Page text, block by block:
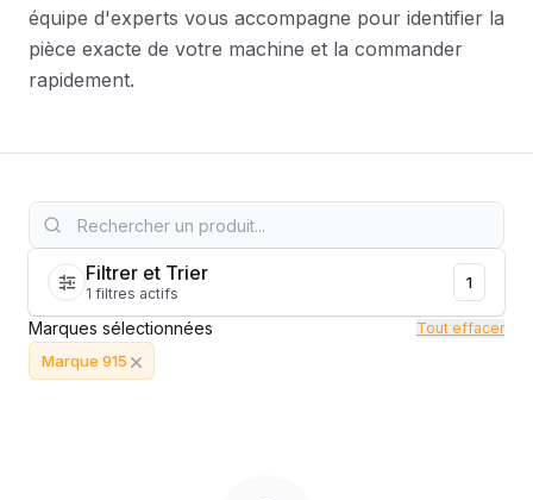
équipe d'experts vous accompagne pour identifier la
pièce exacte de votre machine et la commander
rapidement.
Filtrer et Trier
1 filtres actifs
1
Marques sélectionnées Tout effacer
Marque 915